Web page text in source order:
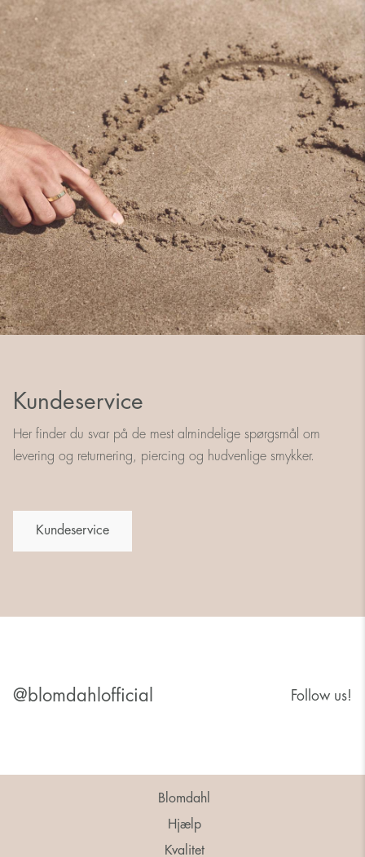
Kundeservice
Her finder du svar på de mest almindelige spørgsmål om
levering og returnering, piercing og hudvenlige smykker.
Kundeservice
@blomdahlofficial Follow us!
Blomdahl
Hjælp
Kvalitet